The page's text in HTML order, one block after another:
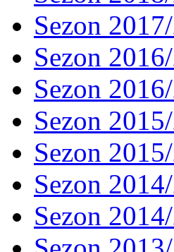
Sezon
Sezon
Sezon
Sezon
Sezon
Sezon
Sezon